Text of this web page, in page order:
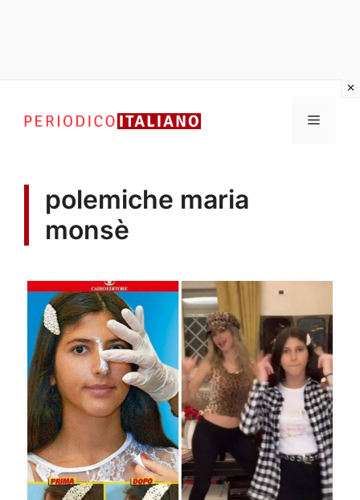
contenuto
Menu
polemiche maria
monsè